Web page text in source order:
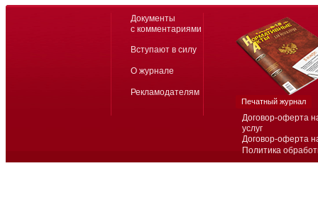
Договор-оферта
услуг
Договор-оферта
Политика
Документы
с комментариями
Вступают в силу
О журнале
Рекламодателям
Печатный журнал